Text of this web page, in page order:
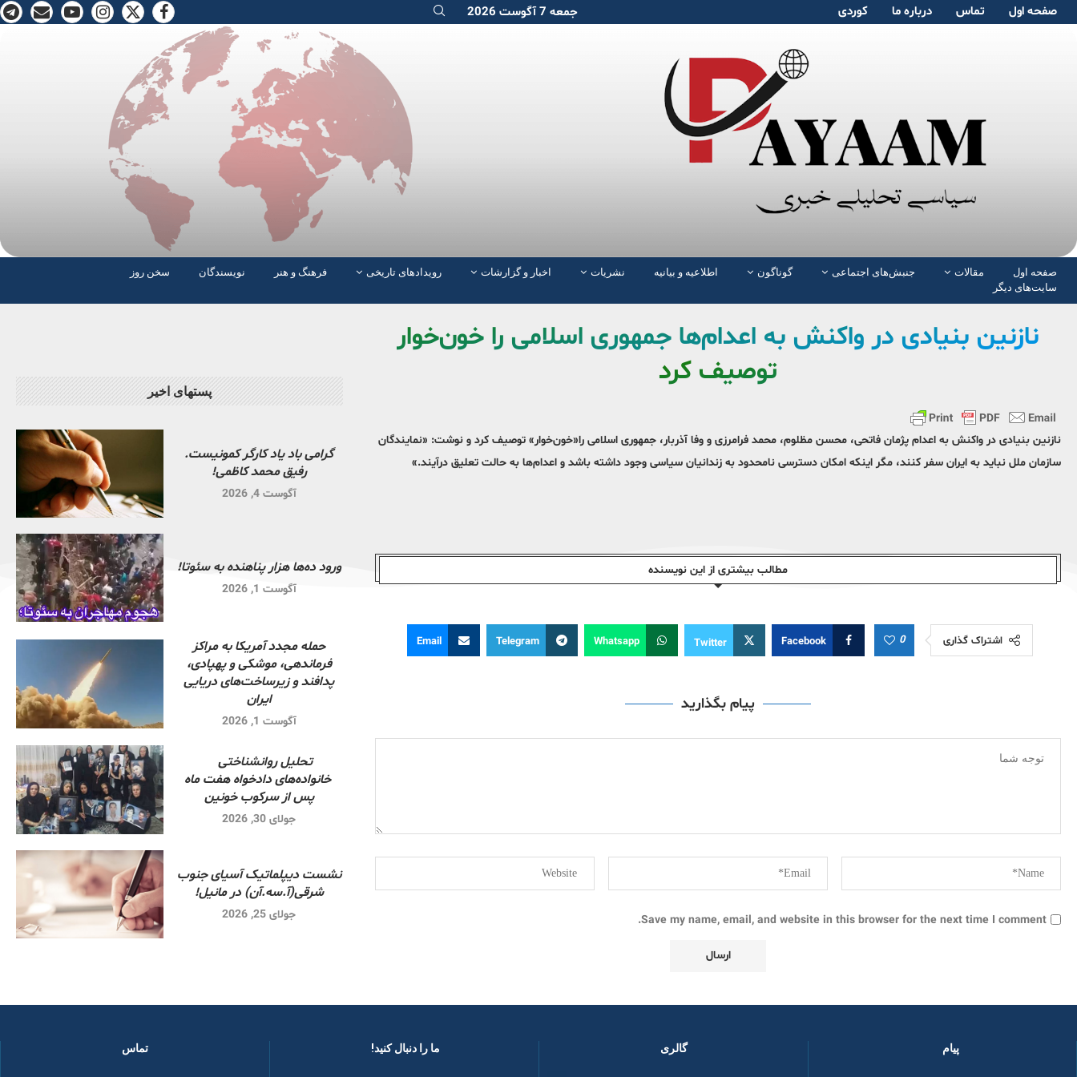
صفحە اول تماس دربارە ما کوردی جمعه 7 آگوست 2026
صفحە اول مقالات جنبش‌های اجتماعی گوناگون اطلاعیه و بیانیه نشریات اخبار و گزارشات رویدادهای تاریخی فرهنگ و هنر نویسندگان
سخن روز
سایت‌های دیگر
نازنین بنیادی در واکنش به اعدام‌ها جمهوری اسلامی را خون‌خوار
توصیف کرد
نازنین بنیادی در واکنش به اعدام پژمان فاتحی، محسن مظلوم، محمد فرامرزی و وفا آذربار، جمهوری اسلامی را«خون‌خوار» توصیف کرد و نوشت: «نمایندگان
سازمان ملل نباید به ایران سفر کنند، مگر اینکه امکان دسترسی نامحدود به زندانیان سیاسی وجود داشته باشد و اعدام‌ها به حالت تعلیق درآیند.»
مطالب بیشتری از این نویسندە
اشتراک گذاری 0
Facebook
Twitter
Whatsapp
Telegram
Email
پیام بگذارید
Save my name, email, and website in this browser for the next time I comment.
پستهای اخیر
گرامی باد یاد کارگر کمونیست.
رفیق محمد کاظمی!
آگوست 4, 2026
ورود ده‌ها هزار پناهنده به سئوتا!
آگوست 1, 2026
حمله مجدد آمریکا به مراکز
فرماندهی، موشکی و پهپادی،
پدافند و زیرساخت‌های دریایی
ایران
آگوست 1, 2026
تحلیل روانشناختی
خانواده‌های دادخواه هفت ماه
پس از سرکوب خونین
جولای 30, 2026
نشست دیپلماتیک آسیای جنوب
شرقی‌(آ.سه.آن) در مانیل!
جولای 25, 2026
پیام گالری ما را دنبال کنید! ​ تماس